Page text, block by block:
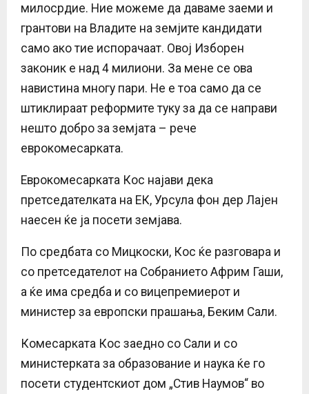
милосрдие. Ние можеме да даваме заеми и
грантови на Владите на земјите кандидати
само ако тие испорачаат. Овој Изборен
законик е над 4 милиони. За мене се ова
навистина многу пари. Не е тоа само да се
штиклираат реформите туку за да се направи
нешто добро за земјата – рече
еврокомесарката.
Еврокомесарката Кос најави дека
претседателката на ЕК, Урсула фон дер Лајен
наесен ќе ја посети земјава.
По средбата со Мицкоски, Кос ќе разговара и
со претседателот на Собранието Африм Гаши,
а ќе има средба и со вицепремиерот и
министер за европски прашања, Беким Сали.
Комесарката Кос заедно со Сали и со
министерката за образование и наука ќе го
посети студентскиот дом „Стив Наумов“ во